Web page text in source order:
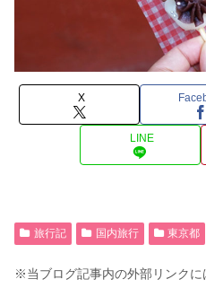
X
LINE
旅行記 国内旅行 東京都
※当ブログ記事内の外部リンクに